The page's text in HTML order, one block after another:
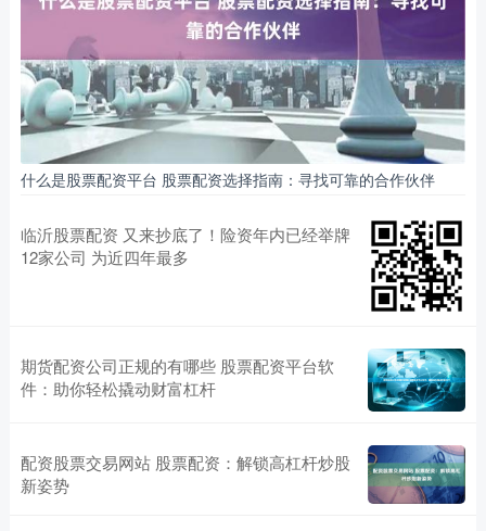
什么是股票配资平台 股票配资选择指南：寻找可靠的合作伙伴
临沂股票配资 又来抄底了！险资年内已经举牌
12家公司 为近四年最多
期货配资公司正规的有哪些 股票配资平台软
件：助你轻松撬动财富杠杆
配资股票交易网站 股票配资：解锁高杠杆炒股
新姿势